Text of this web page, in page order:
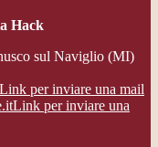
Hack
sul Naviglio (MI)
Link per inviare una mail
Link per inviare una